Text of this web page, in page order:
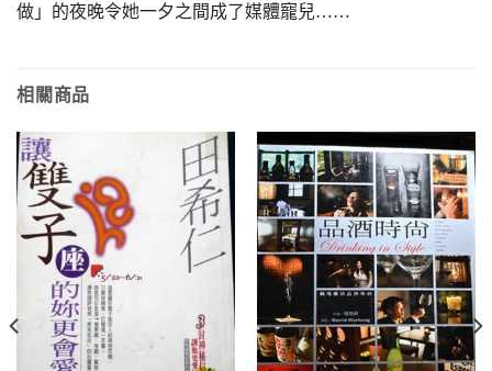
做」的夜晚令她一夕之間成了媒體寵兒……
相關商品